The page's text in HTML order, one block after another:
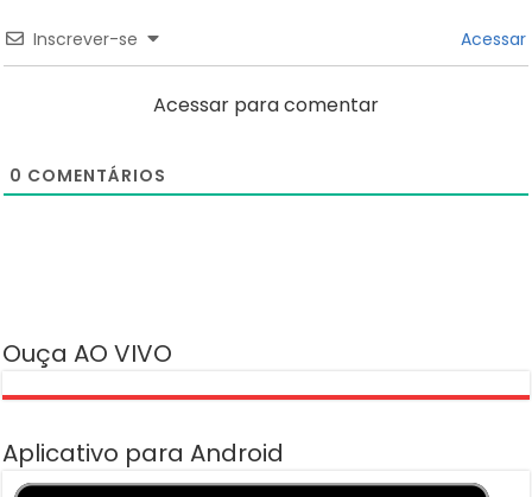
Inscrever-se Acessar
Acessar para comentar
0 COMENTÁRIOS
Ouça AO VIVO
Aplicativo para Android